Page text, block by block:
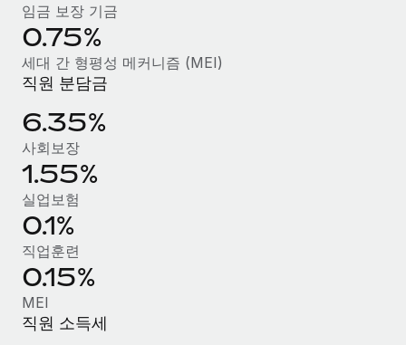
입니다. 이를 위해 최근 몇 주 동안 새로운...
자세히 알아보기
Shootsta가 Remote를 통해 네 개의 시장에서 글로벌
채용을 확장한 방법
비디오 콘텐츠를 활용한 마케팅이 계속해서 인기를 끌면서, 기업들
에게는 흥미롭고 전문적인 비디오 제작이 어느 때보다 중요해졌습
니다. 그러나 대부분의 회사들은 그렇게 높은 품질의...
자세히 알아보기
임금 보장 기금
0.75%
세대 간 형평성 메커니즘 (MEI)
직원 분담금
6.35%
사회보장
1.55%
실업보험
0.1%
직업훈련
0.15%
MEI
직원 소득세